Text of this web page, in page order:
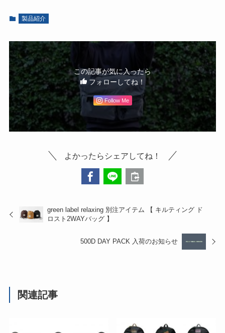
製品紹介
この記事が気に入ったら
フォローしてね！
Follow Me
よかったらシェアしてね！
green label relaxing 別注アイテム 【 キルティング ド
ロスト2WAYバッグ 】
500D DAY PACK 入荷のお知らせ
関連記事